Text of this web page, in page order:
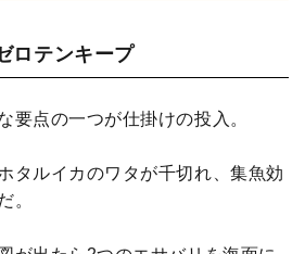
ロテンキープ
要点の一つが仕掛けの投入。
タルイカのワタが千切れ、集魚効
。